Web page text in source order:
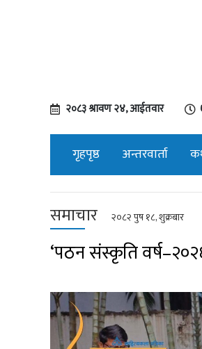
२०८३ श्रावण २४, आईतवार
गृहपृष्ठ अन्तरवार्ता
समाचार २०८२ पुष १८, शुक्रबार
‘पठन संस्कृति